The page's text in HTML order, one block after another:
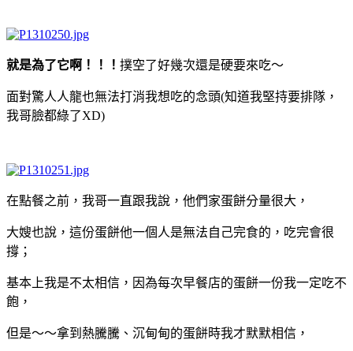
就是為了它啊！！！ 撲空了好幾次還是硬要來吃～
面對驚人人龍也無法打消我想吃的念頭(知道我堅持要排隊，
我哥臉都綠了XD)
在點餐之前，我哥一直跟我說，他們家蛋餅分量很大，
大嫂也說，這份蛋餅他一個人是無法自己完食的，吃完會很
撐；
基本上我是不太相信，因為每次早餐店的蛋餅一份我一定吃不
飽，
但是～～拿到熱騰騰、沉甸甸的蛋餅時我才默默相信，